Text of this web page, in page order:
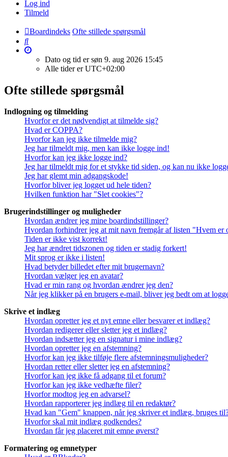
Log ind
Tilmeld
Boardindeks Ofte stillede spørgsmål
Søg
Dato og tid er søn 9. aug 2026 15:45
Alle tider erUTC+02:00
Ofte stillede spørgsmål
Indlogning og tilmelding
Hvorfor er det nødvendigt at tilmelde sig?
Hvad er COPPA?
Hvorfor kan jeg ikke tilmelde mig?
Jeg har tilmeldt mig, men kan ikke logge ind!
Hvorfor kan jeg ikke logge ind?
Jeg har tilmeldt mig for et stykke tid siden, og kan nu ikke
Jeg har glemt min adgangskode!
Hvorfor bliver jeg logget ud hele tiden?
Hvilken funktion har "Slet cookies"?
Brugerindstillinger og muligheder
Hvordan ændrer jeg mine boardindstillinger?
Hvordan forhindrer jeg at mit navn fremgår af listen "Hvem er
Tiden er ikke vist korrekt!
Jeg har ændret tidszonen og tiden er stadig forkert!
Mit sprog er ikke i listen!
Hvad betyder billedet efter mit brugernavn?
Hvordan vælger jeg en avatar?
Hvad er min rang og hvordan ændrer jeg den?
Når jeg klikker på en brugers e-mail, bliver jeg bedt om at
Skrive et indlæg
Hvordan opretter jeg et nyt emne eller besvarer et indlæg?
Hvordan redigerer eller sletter jeg et indlæg?
Hvordan indsætter jeg en signatur i mine indlæg?
Hvordan opretter jeg en afstemning?
Hvorfor kan jeg ikke tilføje flere afstemningsmuligheder?
Hvordan retter eller sletter jeg en afstemning?
Hvorfor kan jeg ikke få adgang til et forum?
Hvorfor kan jeg ikke vedhæfte filer?
Hvorfor modtog jeg en advarsel?
Hvordan rapporterer jeg indlæg til en redaktør?
Hvad kan "Gem" knappen, når jeg skriver et indlæg, bruges
Hvorfor skal mit indlæg godkendes?
Hvordan får jeg placeret mit emne øverst?
Formatering og emnetyper